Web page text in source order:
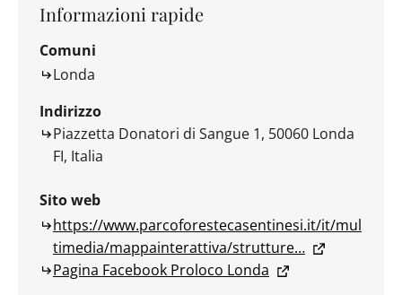
Informazioni rapide
Comuni
Londa
Indirizzo
Piazzetta Donatori di Sangue 1, 50060 Londa
FI, Italia
Sito web
https://www.parcoforestecasentinesi.it/it/mul
timedia/mappainterattiva/strutture…
Pagina Facebook Proloco Londa